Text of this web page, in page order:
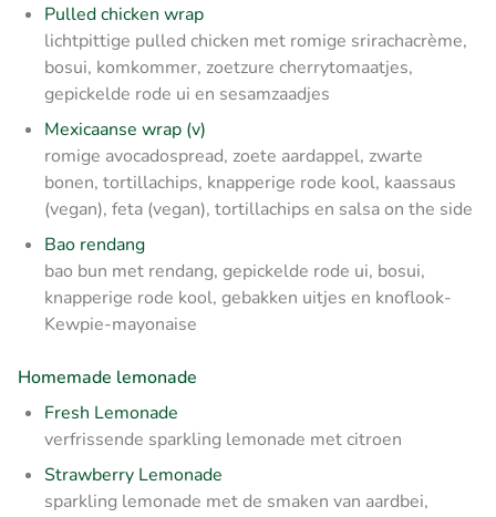
Pulled chicken wrap
lichtpittige pulled chicken met romige srirachacrème,
bosui, komkommer, zoetzure cherrytomaatjes,
gepickelde rode ui en sesamzaadjes
Mexicaanse wrap (v)
romige avocadospread, zoete aardappel, zwarte
bonen, tortillachips, knapperige rode kool, kaassaus
(vegan), feta (vegan), tortillachips en salsa on the side
Bao rendang
bao bun met rendang, gepickelde rode ui, bosui,
knapperige rode kool, gebakken uitjes en knoflook-
Kewpie-mayonaise
Homemade lemonade
Fresh Lemonade
verfrissende sparkling lemonade met citroen
Strawberry Lemonade
sparkling lemonade met de smaken van aardbei,